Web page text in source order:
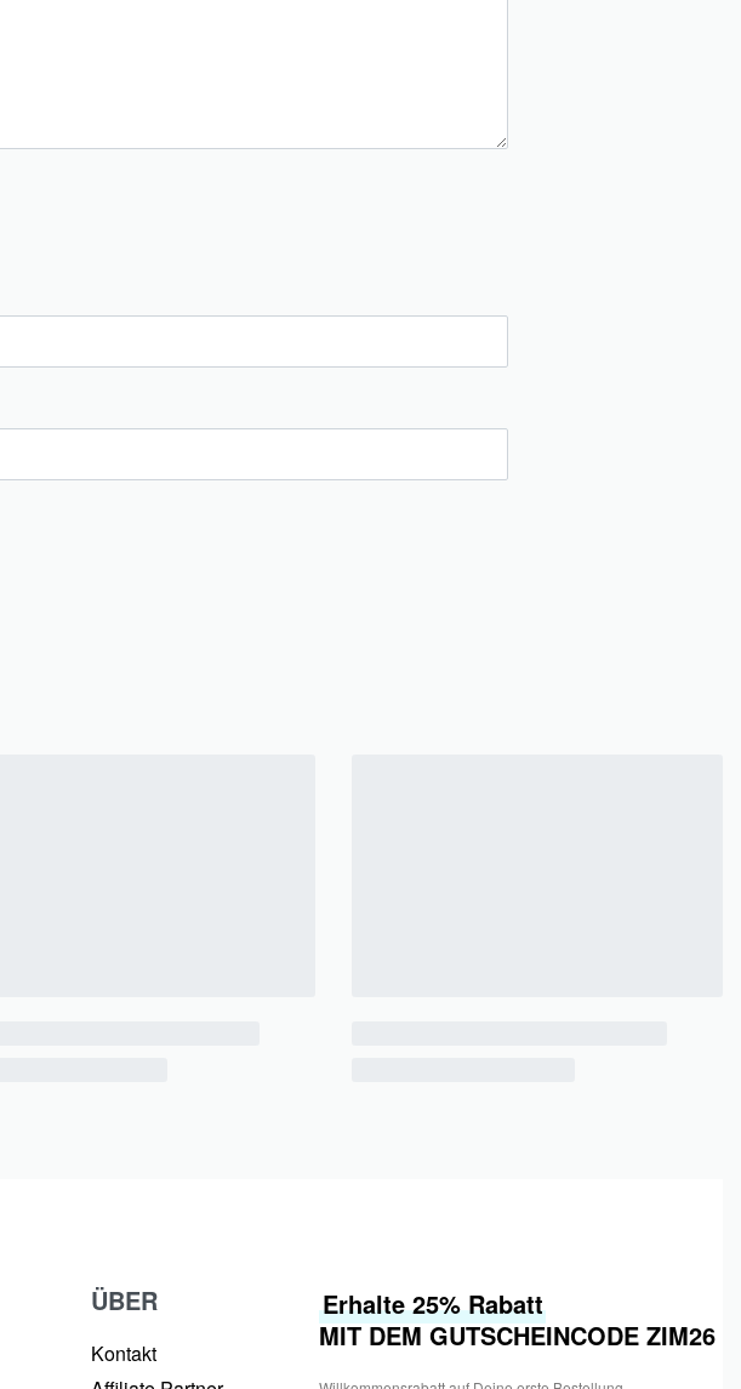
ÜBER
Kontakt
Erhalte 25% Rabatt
MIT DEM GUTSCHEINCODE ZIM26